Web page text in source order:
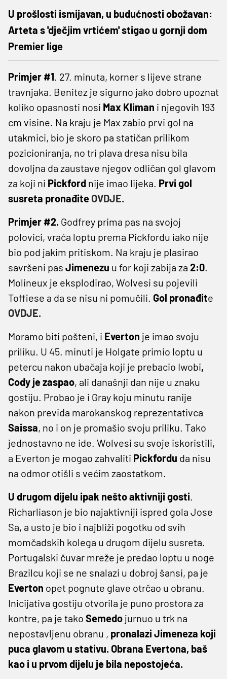
U prošlosti ismijavan, u budućnosti obožavan:
Arteta s 'dječjim vrtićem' stigao u gornji dom
Premier lige
Primjer #1. 27. minuta, korner s lijeve strane
travnjaka. Benitez je sigurno jako dobro upoznat
koliko opasnosti nosi Max Kliman i njegovih 193
cm visine. Na kraju je Max zabio prvi gol na
utakmici, bio je skoro pa statičan prilikom
pozicioniranja, no tri plava dresa nisu bila
dovoljna da zaustave njegov odličan gol glavom
za koji ni Pickford nije imao lijeka. Prvi gol
susreta pronađite OVDJE.
Primjer #2. Godfrey prima pas na svojoj
polovici, vraća loptu prema Pickfordu iako nije
bio pod jakim pritiskom. Na kraju je plasirao
savršeni pas Jimenezu u for koji zabija za 2:0.
Molineux je eksplodirao, Wolvesi su pojevili
Toffiese a da se nisu ni pomučili. Gol pronađite
OVDJE.
Moramo biti pošteni, i Everton je imao svoju
priliku. U 45. minuti je Holgate primio loptu u
petercu nakon ubačaja koji je prebacio Iwobi,
Cody je zaspao, ali današnji dan nije u znaku
gostiju. Probao je i Gray koju minutu ranije
nakon previda marokanskog reprezentativca
Saissa, no i on je promašio svoju priliku. Tako
jednostavno ne ide. Wolvesi su svoje iskoristili,
a Everton je mogao zahvaliti Pickfordu da nisu
na odmor otišli s većim zaostatkom.
U drugom dijelu ipak nešto aktivniji gosti.
Richarliason je bio najaktivniji ispred gola Jose
Sa, a usto je bio i najbliži pogotku od svih
momčadskih kolega u drugom dijelu susreta.
Portugalski čuvar mreže je predao loptu u noge
Brazilcu koji se ne snalazi u dobroj šansi, pa je
Everton opet pognute glave otrčao u obranu.
Inicijativa gostiju otvorila je puno prostora za
kontre, pa je tako Semedo jurnuo u trk na
nepostavljenu obranu , pronalazi Jimeneza koji
puca glavom u stativu. Obrana Evertona, baš
kao i u prvom dijelu je bila nepostojeća.